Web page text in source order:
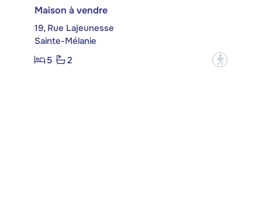
Maison à vendre
19, Rue Lajeunesse
Sainte-Mélanie
5
2 ?